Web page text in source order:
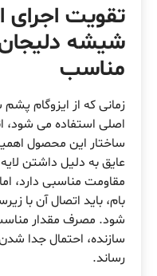
تقویت اجرای
شیشه
مناسب
زمانی که از ایزوگام
اصلی استفاده می شود،
ساختار این محصول
عایق به دلیل داشتن
مقاومت مناسبی دارد،
بام، باید اتصال آن با
شود. مصرف مقدار
سازنده، احتمال جدا
رساند.